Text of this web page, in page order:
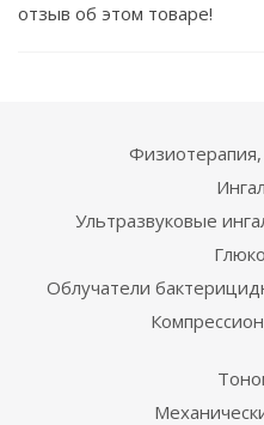
отзыв об этом товаре!
Ультразвуковые
Облучатели